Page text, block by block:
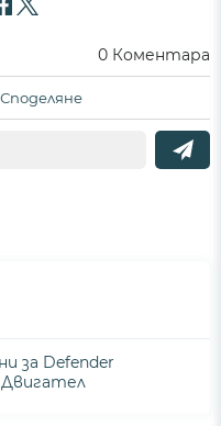
0 Коментара
Споделяне
за Defender
Двигател